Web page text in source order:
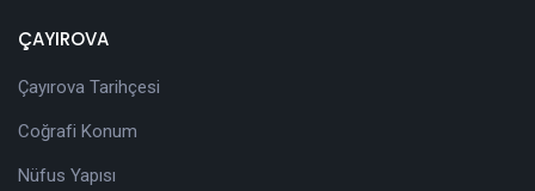
ÇAYIROVA
Çayırova Tarihçesi
Coğrafi Konum
Nüfus Yapısı